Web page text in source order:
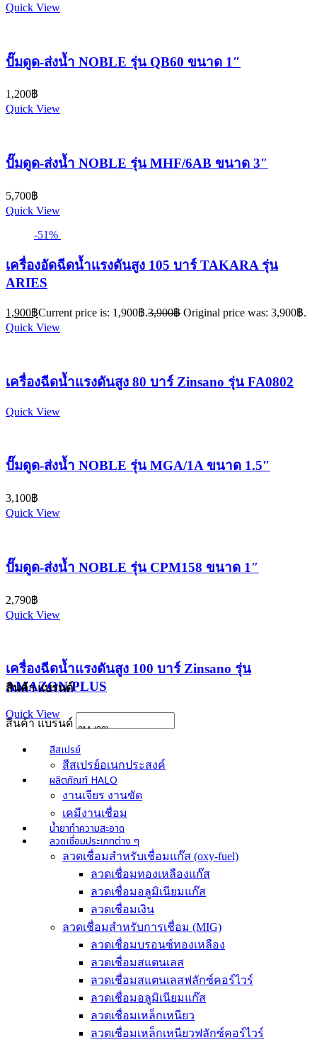
Quick View
ปั๊มดูด-ส่งน้ำ NOBLE รุ่น QB60 ขนาด 1″
1,200฿
Quick View
ปั๊มดูด-ส่งน้ำ NOBLE รุ่น MHF/6AB ขนาด 3″
5,700฿
Quick View
-51%
เครื่องอัดฉีดน้ำเเรงดันสูง 105 บาร์ TAKARA รุ่น
ARIES
1,900฿Current price is: 1,900฿.3,900฿ Original price was: 3,900฿.
Quick View
เครื่องฉีดน้ำแรงดันสูง 80 บาร์ Zinsano รุ่น FA0802
Quick View
ปั๊มดูด-ส่งน้ำ NOBLE รุ่น MGA/1A ขนาด 1.5″
3,100฿
Quick View
ปั๊มดูด-ส่งน้ำ NOBLE รุ่น CPM158 ขนาด 1″
2,790฿
Quick View
เครื่องฉีดน้ำแรงดันสูง 100 บาร์ Zinsano รุ่น
AMAZON PLUS
Quick View
สินค้า แบรนด์
สินค้า แบรนด์
สีสเปรย์
สีสเปรย์อเนกประสงค์
ผลิตภัณฑ์ HALO
งานเจียร งานขัด
เคมีงานเชื่อม
น้ำยาทำความสะอาด
ลวดเชื่อมประเภทต่าง ๆ
ลวดเชื่อมสำหรับเชื่อมแก๊ส (oxy-fuel)
ลวดเชื่อมทองเหลืองแก๊ส
ลวดเชื่อมอลูมิเนียมแก๊ส
ลวดเชื่อมเงิน
ลวดเชื่อมสำหรับการเชื่อม (MIG)
ลวดเชื่อมบรอนซ์ทองเหลือง
ลวดเชื่อมสแตนเลส
ลวดเชื่อมสแตนเลสฟลักซ์คอร์ไวร์
ลวดเชื่อมอลูมิเนียมแก๊ส
ลวดเชื่อมเหล็กเหนียว
ลวดเชื่อมเหล็กเหนียวฟลักซ์คอร์ไวร์